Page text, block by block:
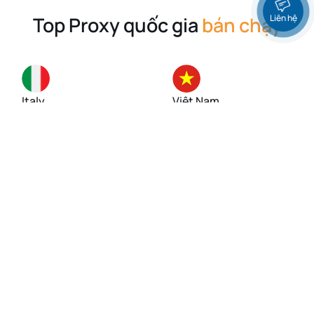
Top Proxy quốc giabán chạy
Italy Việt Nam
Liên hệ